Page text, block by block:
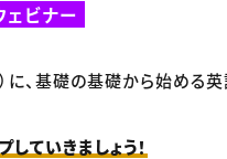
ェビナー
に、基礎の基礎から始める
ていきましょう！